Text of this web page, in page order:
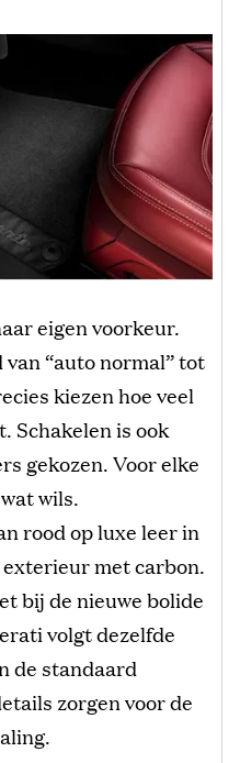
eigen voorkeur.
“auto normal” tot
kiezen hoe veel
Schakelen is ook
gekozen. Voor elke
wils.
rood op luxe leer in
met carbon.
bij de nieuwe bolide
volgt dezelfde
de standaard
zorgen voor de